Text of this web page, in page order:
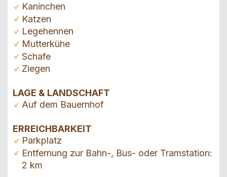
Kaninchen
Katzen
Legehennen
Mutterkühe
Schafe
Ziegen
LAGE & LANDSCHAFT
Auf dem Bauernhof
ERREICHBARKEIT
Parkplatz
Entfernung zur Bahn-, Bus- oder Tramstation:
2 km